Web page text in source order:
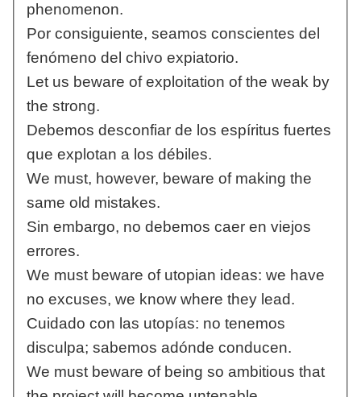
phenomenon.
Por consiguiente, seamos conscientes del
fenómeno del chivo expiatorio.
Let us beware of exploitation of the weak by
the strong.
Debemos desconfiar de los espíritus fuertes
que explotan a los débiles.
We must, however, beware of making the
same old mistakes.
Sin embargo, no debemos caer en viejos
errores.
We must beware of utopian ideas: we have
no excuses, we know where they lead.
Cuidado con las utopías: no tenemos
disculpa; sabemos adónde conducen.
We must beware of being so ambitious that